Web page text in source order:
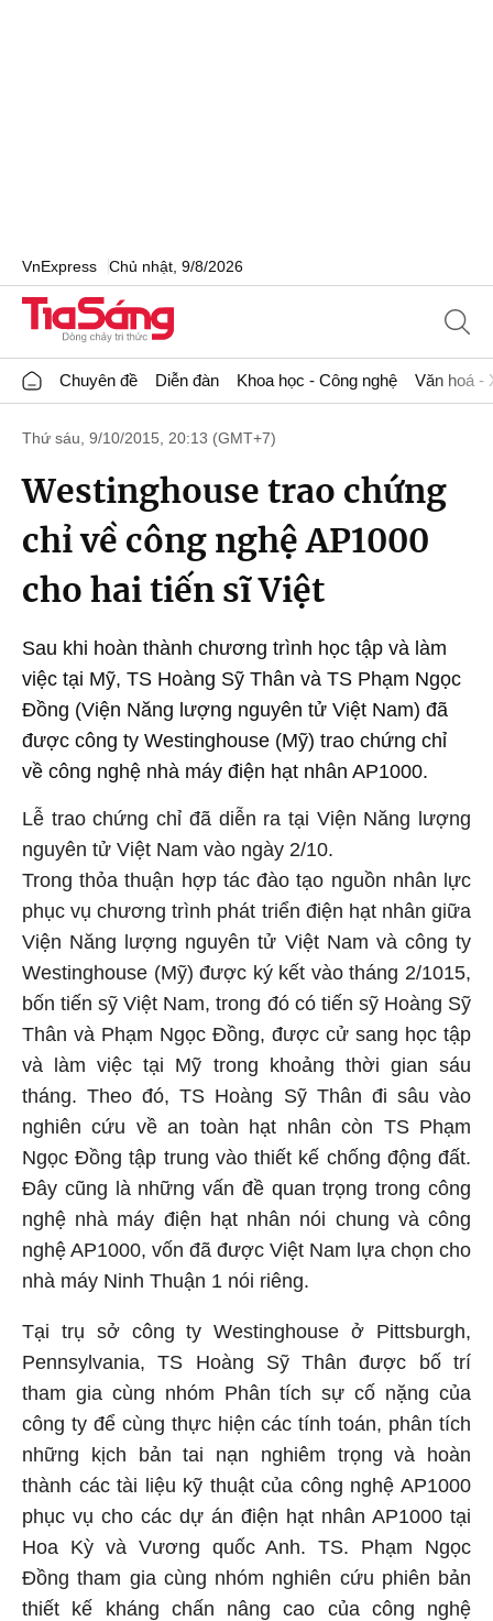
VnExpress Chủ nhật, 9/8/2026
Chuyên đề Diễn đàn Khoa học - Công nghệ Văn hoá -
Thứ sáu, 9/10/2015, 20:13 (GMT+7)
Westinghouse trao chứng
chỉ về công nghệ AP1000
cho hai tiến sĩ Việt
Sau khi hoàn thành chương trình học tập và làm
việc tại Mỹ, TS Hoàng Sỹ Thân và TS Phạm Ngọc
Đồng (Viện Năng lượng nguyên tử Việt Nam) đã
được công ty Westinghouse (Mỹ) trao chứng chỉ
về công nghệ nhà máy điện hạt nhân AP1000.
Lễ trao chứng chỉ đã diễn ra tại Viện Năng lượng
nguyên tử Việt Nam vào ngày 2/10.
Trong thỏa thuận hợp tác đào tạo nguồn nhân lực
phục vụ chương trình phát triển điện hạt nhân giữa
Viện Năng lượng nguyên tử Việt Nam và công ty
Westinghouse (Mỹ) được ký kết vào tháng 2/1015,
bốn tiến sỹ Việt Nam, trong đó có tiến sỹ Hoàng Sỹ
Thân và Phạm Ngọc Đồng, được cử sang học tập
và làm việc tại Mỹ trong khoảng thời gian sáu
tháng. Theo đó, TS Hoàng Sỹ Thân đi sâu vào
nghiên cứu về an toàn hạt nhân còn TS Phạm
Ngọc Đồng tập trung vào thiết kế chống động đất.
Đây cũng là những vấn đề quan trọng trong công
nghệ nhà máy điện hạt nhân nói chung và công
nghệ AP1000, vốn đã được Việt Nam lựa chọn cho
nhà máy Ninh Thuận 1 nói riêng.
Tại trụ sở công ty Westinghouse ở Pittsburgh,
Pennsylvania, TS Hoàng Sỹ Thân được bố trí
tham gia cùng nhóm Phân tích sự cố nặng của
công ty để cùng thực hiện các tính toán, phân tích
những kịch bản tai nạn nghiêm trọng và hoàn
thành các tài liệu kỹ thuật của công nghệ AP1000
phục vụ cho các dự án điện hạt nhân AP1000 tại
Hoa Kỳ và Vương quốc Anh. TS. Phạm Ngọc
Đồng tham gia cùng nhóm nghiên cứu phiên bản
thiết kế kháng chấn nâng cao của công nghệ